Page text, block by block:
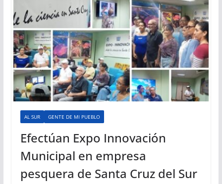
AL SUR GENTE DE MI PUEBLO
Efectúan Expo Innovación
Municipal en empresa
pesquera de Santa Cruz del Sur